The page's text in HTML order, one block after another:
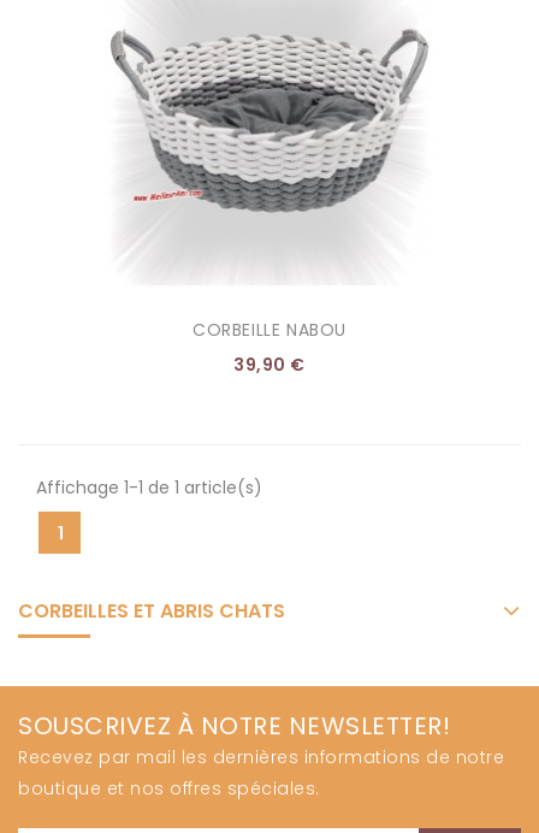
CORBEILLE NABOU
39,90 €
Affichage 1-1 de 1 article(s)
1
CORBEILLES ET ABRIS CHATS
SOUSCRIVEZ À NOTRE NEWSLETTER!
Recevez par mail les dernières informations de notre
boutique et nos offres spéciales.